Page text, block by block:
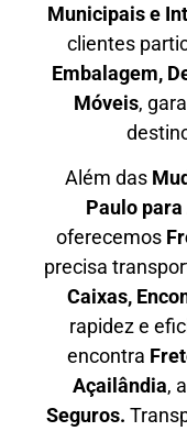
Municipais e
clientes
Embalagem,
Móveis,
Além das M
Paulo
oferecemos F
precisa
Caixas,
rapidez e
encontra F
Açailândia,
Seguros.